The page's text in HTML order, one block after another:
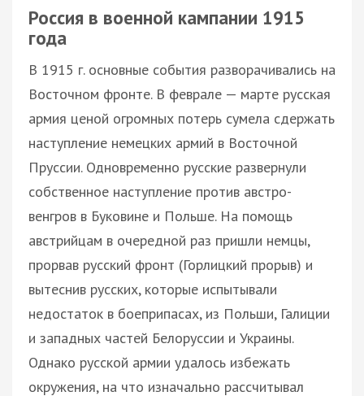
Россия в военной кампании 1915
года
В 1915 г. основные события разворачивались на
Восточном фронте. В феврале — марте русская
армия ценой огромных потерь сумела сдержать
наступление немецких армий в Восточной
Пруссии. Одновременно русские развернули
собственное наступление против австро-
венгров в Буковине и Польше. На помощь
австрийцам в очередной раз пришли немцы,
прорвав русский фронт (Горлицкий прорыв) и
вытеснив русских, которые испытывали
недостаток в боеприпасах, из Польши, Галиции
и западных частей Белоруссии и Украины.
Однако русской армии удалось избежать
окружения, на что изначально рассчитывал